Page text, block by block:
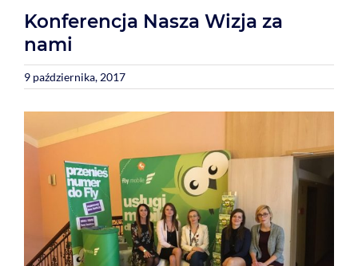
Konferencja Nasza Wizja za
nami
9 października, 2017
Larger